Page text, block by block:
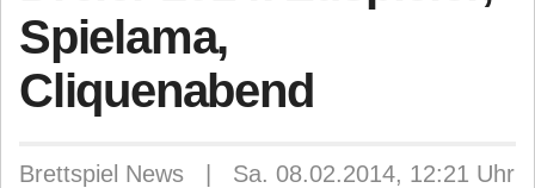
Spielama,
Cliquenabend
Brettspiel News | Sa. 08.02.2014, 12:21 Uhr